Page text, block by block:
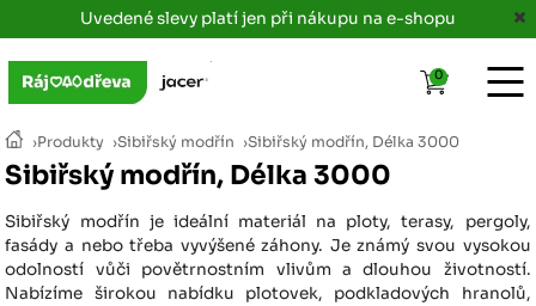
Uvedené slevy platí jen při nákupu na e-shopu
›Produkty ›Sibiřský modřín ›Sibiřský modřín, Délka 3000
Sibiřský modřín, Délka 3000
Sibiřský modřín je ideální materiál na ploty, terasy, pergoly,
fasády a nebo třeba vyvýšené záhony. Je známý svou vysokou
odolností vůči povětrnostním vlivům a dlouhou životností.
Nabízíme širokou nabídku plotovek, podkladových hranolů,
0